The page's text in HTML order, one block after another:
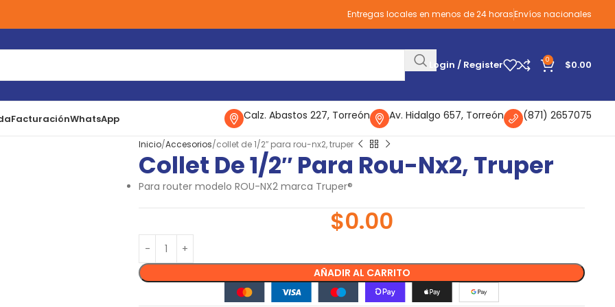
Entregas locales en menos de 24 horasEnvíos nacionales
Login / Register 0 $0.00
FacturaciónWhatsApp Calz. Abastos 227, Torreón Av. Hidalgo 657, Torreón (871) 2657075
Inicio Accesorios collet de 1/2″ para rou-nx2, truper
Collet De 1/2″ Para Rou-Nx2, Truper
Para router modelo ROU-NX2 marca Truper®
$0.00
AÑADIR AL CARRITO